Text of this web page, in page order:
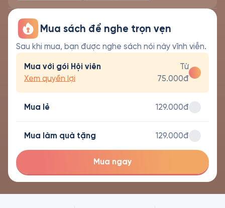
Mua sách để nghe trọn vẹn
Sau khi mua, bạn được nghe sách nói này vĩnh viễn.
Mua với gói Hội viên
Xem quyền lợi
Từ
75.000đ
Mua lẻ 129.000đ
Mua làm quà tặng 129.000đ
Mua ngay